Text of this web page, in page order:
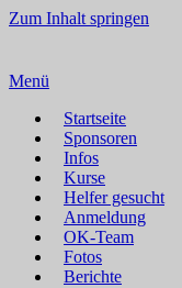
Zum Inhalt springen
Menü
Startseite
Sponsoren
Infos
Kurse
Helfer gesucht
Anmeldung
OK-Team
Fotos
Berichte